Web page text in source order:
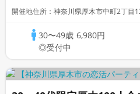
開催地住所：神奈川県厚木市中町2丁
30〜49歳 6,980円
◎受付中